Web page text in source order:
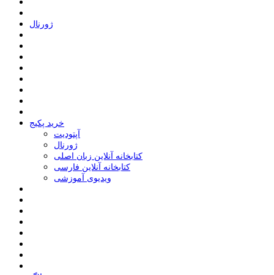
ﮊﻭﺭﻧﺎﻝ
خرید پکیج
ﺁﭘﺘﻮﺩﯾﺖ
ﮊﻭﺭﻧﺎﻝ
کتابخانه آنلاین زبان اصلی
کتابخانه آنلاین فارسی
ویدیوی آموزشی